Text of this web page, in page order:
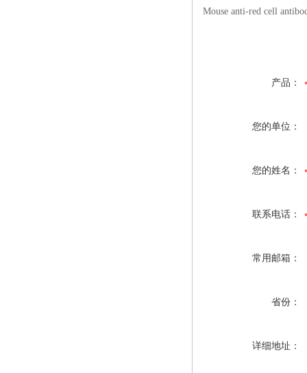
Mouse anti-red cell
产品：
您的单位：
您的姓名：
联系电话：
常用邮箱：
省份：
详细地址：